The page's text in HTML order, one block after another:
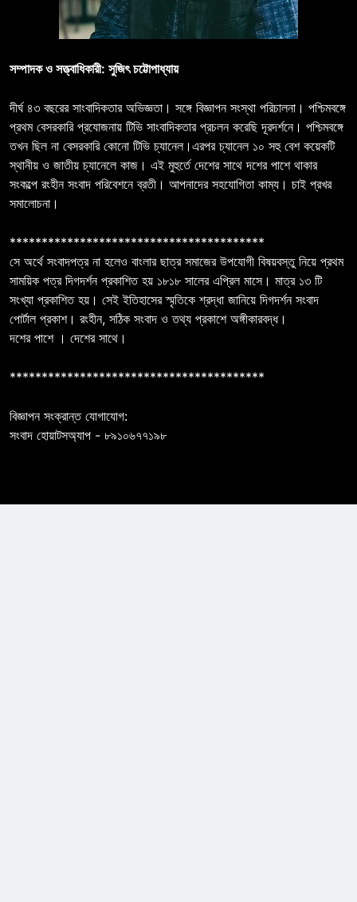
সম্পাদক ও সত্ত্বাধিকারী: সুজিৎ চট্টোপাধ্যায়
দীর্ঘ ৪৩ বছরের সাংবাদিকতার অভিজ্ঞতা। সঙ্গে বিজ্ঞাপন সংস্থা পরিচালনা। পশ্চিমবঙ্গে
প্রথম বেসরকারি প্রযোজনায় টিভি সাংবাদিকতার প্রচলন করেছি দূরদর্শনে। পশ্চিমবঙ্গে
তখন ছিল না বেসরকারি কোনো টিভি চ্যানেল।এরপর চ্যানেল ১০ সহু বেশ কয়েকটি
স্থানীয় ও জাতীয় চ্যানেলে কাজ। এই মুহুর্তে দেশের সাথে দশের পাশে থাকার
সংকল্পে রংহীন সংবাদ পরিবেশনে ব্রতী। আপনাদের সহযোগিতা কাম্য। চাই প্রখর
সমালোচনা।
****************************************
সে অর্থে সংবাদপত্র না হলেও বাংলার ছাত্র সমাজের উপযোগী বিষয়বস্তু নিয়ে প্রথম
সাময়িক পত্র দিগদর্শন প্রকাশিত হয় ১৮১৮ সালের এপ্রিল মাসে। মাত্র ১৩ টি
সংখ্যা প্রকাশিত হয়। সেই ইতিহাসের স্মৃতিকে শ্রদ্ধা জানিয়ে দিগদর্শন সংবাদ
পোর্টাল প্রকাশ। রংহীন, সঠিক সংবাদ ও তথ্য প্রকাশে অঙ্গীকারবদ্ধ।
দশের পাশে । দেশের সাথে।
****************************************
বিজ্ঞাপন সংক্রান্ত যোগাযোগ:
সংবাদ হোয়াটসঅ্যাপ - ৮৯১০৬৭৭১৯৮